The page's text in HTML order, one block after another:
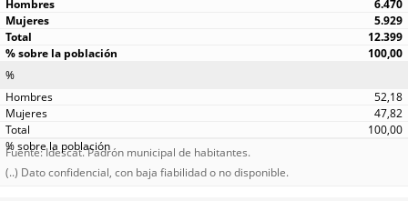
6.470
5.929
12.399
100,00
%
52,18
47,82
100,00
Fuente: Idescat. Padrón municipal de habitantes.
(..) Dato confidencial, con baja fiabilidad o no disponible.